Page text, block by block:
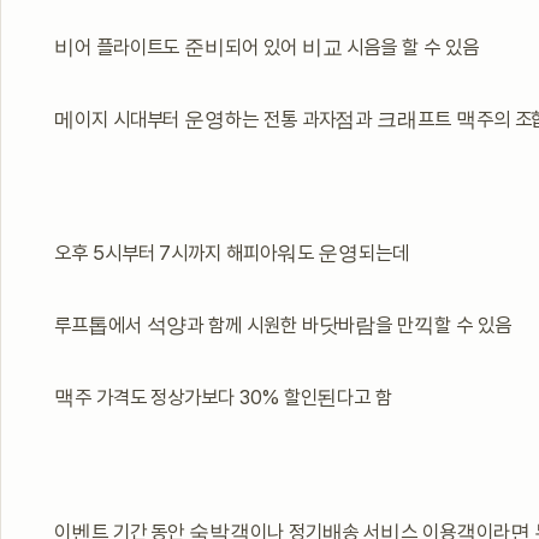
비어 플라이트도 준비되어 있어 비교 시음을 할 수 있음
메이지 시대부터 운영하는 전통 과자점과 크래프트 맥주의 조
오후 5시부터 7시까지 해피아워도 운영되는데
루프톱에서 석양과 함께 시원한 바닷바람을 만끽할 수 있음
맥주 가격도 정상가보다 30% 할인된다고 함
이벤트 기간 동안 숙박객이나 정기배송 서비스 이용객이라면